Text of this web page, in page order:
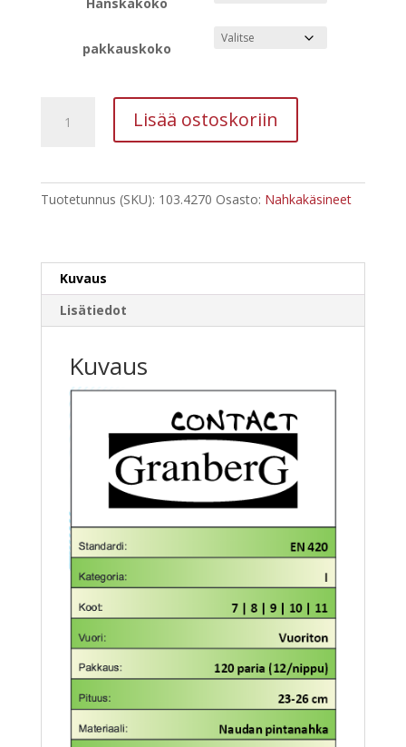
Hanskakoko
pakkauskoko
Contact
Lisää ostoskoriin
Tuotetunnus (SKU): 103.4270 Osasto: Nahkakäsineet
Kuvaus
Lisätiedot
Kuvaus